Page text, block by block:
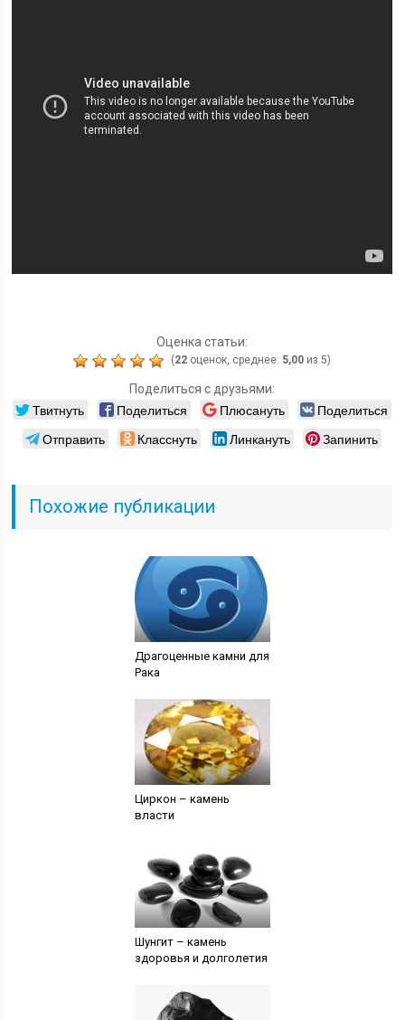
Оценка статьи:
(22 оценок, среднее: 5,00 из 5)
Поделиться с друзьями:
Твитнуть Поделиться Плюсануть
Поделиться
Отправить
Класснуть Линкануть Запинить
Похожие публикации
Драгоценные камни для
Рака
Циркон – камень
власти
Шунгит – камень
здоровья и долголетия